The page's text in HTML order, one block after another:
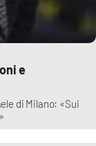
e
di Milano: «Sui